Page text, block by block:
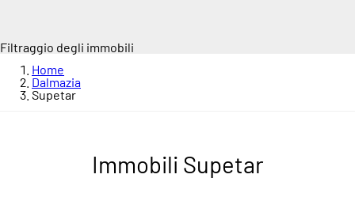
Filtraggio degli immobili
Home
Dalmazia
Supetar
Immobili Supetar